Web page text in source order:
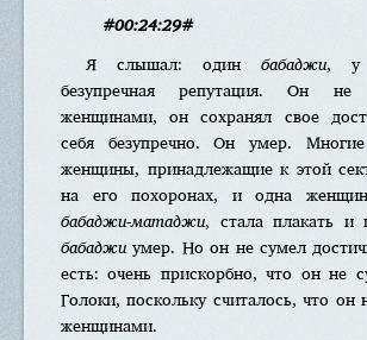
#00:24:29#
Я слышал: один бабаджи, у
безупречная репутация. Он
женщинами, он сохранял свое
себя безупречно. Он умер.
женщины, принадлежащие к этой
на его похоронах, и одна
бабаджи-матаджи, стала плакать и
бабаджиумер. Но он не сумел
есть: очень прискорбно, что он не
Голоки, поскольку считалось, что он
женщинами.